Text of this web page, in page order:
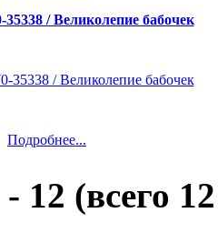
/ Великолепие бабочек
Подробнее...
- 12 (всего 12